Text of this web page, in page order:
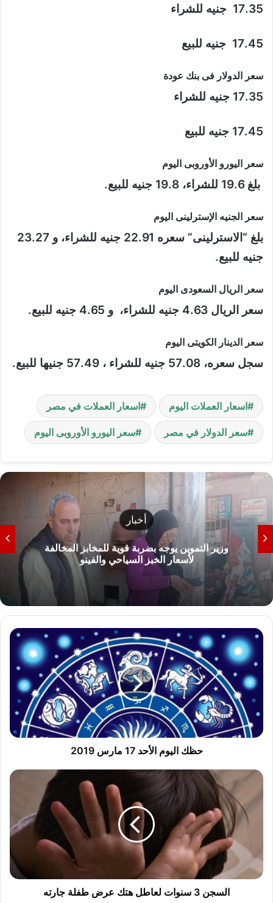
17.35 جنيه للشراء
17.45 جنيه للبيع
سعر الدولار فى بنك عودة
17.35 جنيه للشراء
17.45 جنيه للبيع
سعر اليورو الأوروبى اليوم
بلغ 19.6 للشراء، 19.8 جنيه للبيع.
سعر الجنيه الإسترلينى اليوم
بلغ “الاسترلينى” سعره 22.91 جنيه للشراء، و 23.27
جنيه للبيع.
سعر الريال السعودى اليوم
سعر الريال 4.63 جنيه للشراء، و 4.65 جنيه للبيع.
سعر الدينار الكويتى اليوم
سجل سعره، 57.08 جنيه للشراء ، 57.49 جنيها للبيع.
اسعار العملات اليوم اسعار العملات في مصر
سعر الدولار في مصر سعر اليورو الأوروبى اليوم
أخبار
وزير التموين يوجه بضربة قوية للمخابز المخالفة
لأسعار الخبز السياحي والفينو
حظك
اليوم
الأحد
17
مارس
2019
حظك اليوم الأحد 17 مارس 2019
السجن
3
سنوات
لعاطل
هتك
طفلة
جارته
السجن 3 سنوات لعاطل هتك عرض طفلة جارته